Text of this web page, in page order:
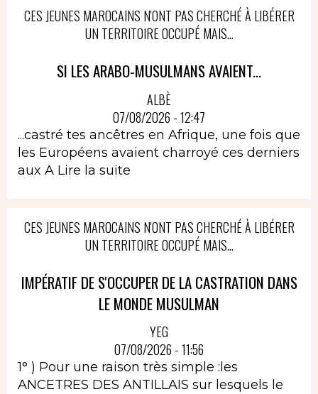
CES JEUNES MAROCAINS N'ONT PAS CHERCHÉ À LIBÉRER
UN TERRITOIRE OCCUPÉ MAIS...
SI LES ARABO-MUSULMANS AVAIENT...
ALBÈ
07/08/2026 - 12:47
...castré tes ancêtres en Afrique, une fois que
les Européens avaient charroyé ces derniers
aux A Lire la suite
CES JEUNES MAROCAINS N'ONT PAS CHERCHÉ À LIBÉRER
UN TERRITOIRE OCCUPÉ MAIS...
IMPÉRATIF DE S'OCCUPER DE LA CASTRATION DANS
LE MONDE MUSULMAN
YEG
07/08/2026 - 11:56
1° ) Pour une raison très simple :les
ANCETRES DES ANTILLAIS sur lesquels le